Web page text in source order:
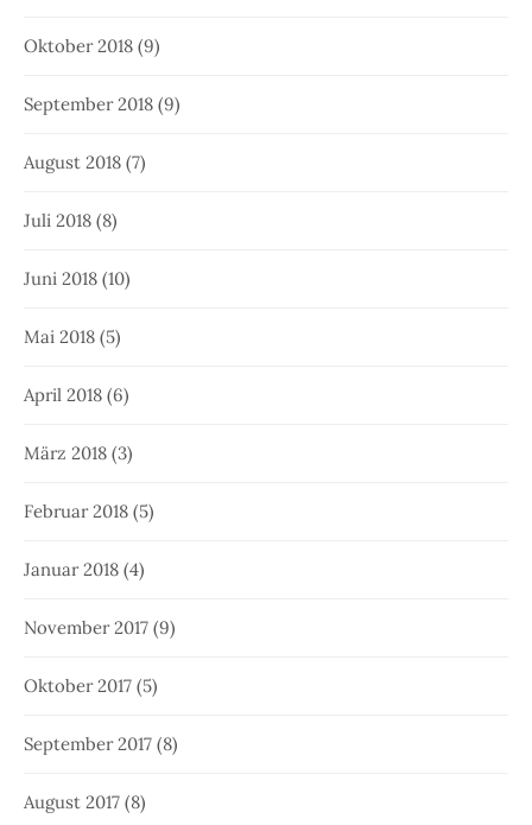
Oktober 2018 (9)
September 2018 (9)
August 2018 (7)
Juli 2018 (8)
Juni 2018 (10)
Mai 2018 (5)
April 2018 (6)
März 2018 (3)
Februar 2018 (5)
Januar 2018 (4)
November 2017 (9)
Oktober 2017 (5)
September 2017 (8)
August 2017 (8)